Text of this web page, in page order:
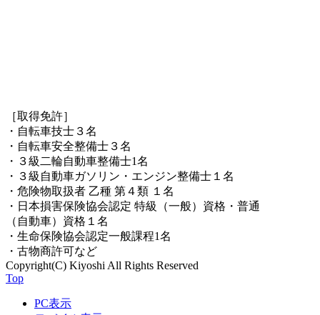
［取得免許］
・自転車技士３名
・自転車安全整備士３名
・３級二輪自動車整備士1名
・３級自動車ガソリン・エンジン整備士１名
・危険物取扱者 乙種 第４類 １名
・日本損害保険協会認定 特級（一般）資格・普通
（自動車）資格１名
・生命保険協会認定一般課程1名
・古物商許可など
Copyright(C) Kiyoshi All Rights Reserved
Top
PC表示